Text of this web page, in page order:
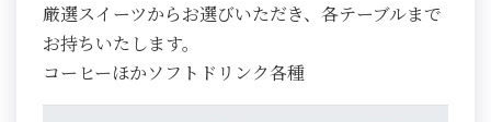
厳選スイーツからお選びいただき、各テーブルまで
お持ちいたします。
コーヒーほかソフトドリンク各種